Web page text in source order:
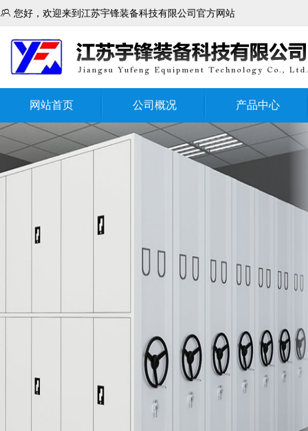
 您好，欢迎来到江苏宇锋装备科技有限公司官方网站
网站首页 公司概况 产品中心